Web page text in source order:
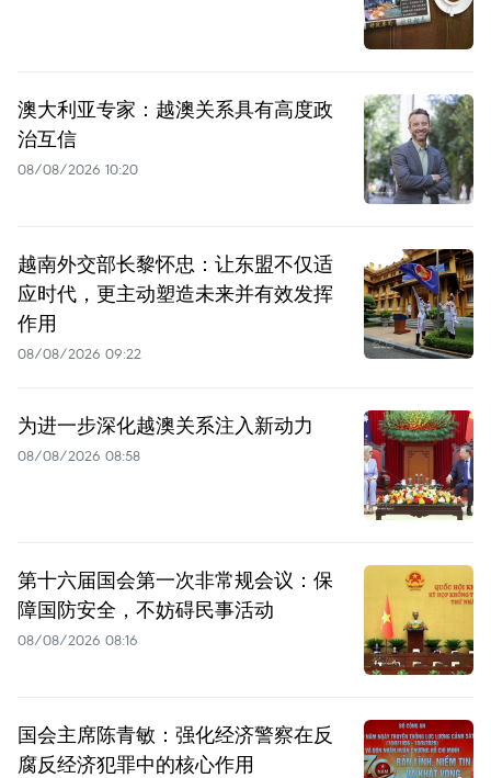
澳大利亚专家：越澳关系具有高度政
治互信
08/08/2026 10:20
越南外交部长黎怀忠：让东盟不仅适
应时代，更主动塑造未来并有效发挥
作用
08/08/2026 09:22
为进一步深化越澳关系注入新动力
08/08/2026 08:58
第十六届国会第一次非常规会议：保
障国防安全，不妨碍民事活动
08/08/2026 08:16
国会主席陈青敏：强化经济警察在反
腐反经济犯罪中的核心作用